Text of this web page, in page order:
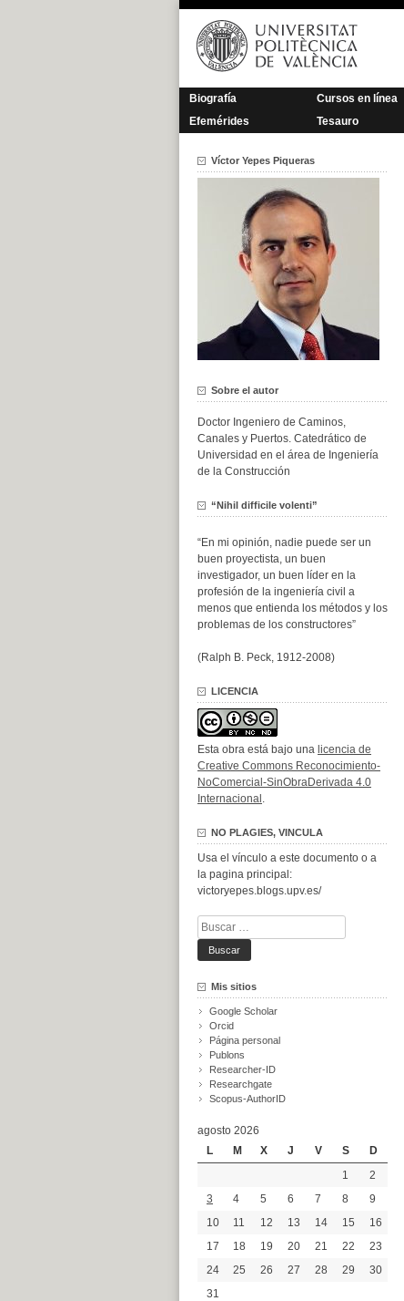
Saltar
contenido
Biografía Cursos en línea
Efemérides
Tesauro
Víctor Yepes Piqueras
Sobre el autor
Doctor Ingeniero de Caminos,
Canales y Puertos. Catedrático de
Universidad en el área de Ingeniería
de la Construcción
“Nihil difficile volenti”
“En mi opinión, nadie puede ser un
buen proyectista, un buen
investigador, un buen líder en la
profesión de la ingeniería civil a
menos que entienda los métodos y los
problemas de los constructores”
(Ralph B. Peck, 1912-2008)
LICENCIA
Esta obra está bajo una licencia de
Creative Commons Reconocimiento-
NoComercial-SinObraDerivada 4.0
Internacional .
NO PLAGIES, VINCULA
Usa el vínculo a este documento o a
la pagina principal:
victoryepes.blogs.upv.es/
Buscar:
Mis sitios
Google Scholar
Orcid
Página personal
Publons
Researcher-ID
Researchgate
Scopus-AuthorID
agosto 2026
L
M X J V S
D
1
2
3
4 5 6 7 8
9
10
11 12 13 14 15
16
17
18 19 20 21 22
23
24
25 26 27 28 29
30
31